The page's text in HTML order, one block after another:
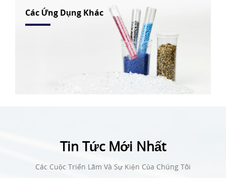
Các Ứng Dụng Khác
Tin Tức Mới Nhất
Các Cuộc Triển Lãm Và Sự Kiện Của Chúng Tôi